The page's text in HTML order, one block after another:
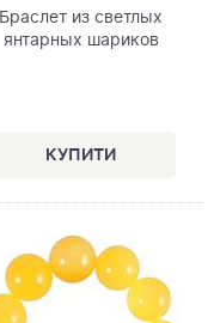
Браслет из светлых
янтарных шариков